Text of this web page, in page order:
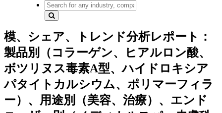
模、シェア、トレンド分析レポート：
製品別（コラーゲン、ヒアルロン酸、
ボツリヌス毒素A型、ハイドロキシア
パタイトカルシウム、ポリマーフィラ
ー）、用途別（美容、治療）、エンド